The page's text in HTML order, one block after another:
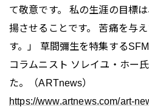
て敬意です。 私の生涯の目標
揚させることです。 苦痛を与
す。」 草間彌生を特集する
コラムニスト ソレイユ・ホー
た。（ARTnews）
https://www.artnews.com/art-